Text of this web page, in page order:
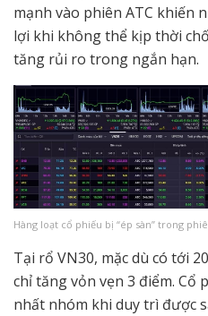
mạnh vào phiên ATC khiến
lợi khi không thể kịp thời
tăng rủi ro trong ngắn hạn.
Hàng loạt cổ phiếu bị “ép sàn” trong
Tại rổ VN30, mặc dù có tới
chỉ tăng vỏn vẹn 3 điểm. Cổ
nhất nhóm khi duy trì được